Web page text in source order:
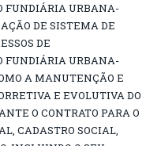
FUNDIÁRIA URBANA-
DE SISTEMA DE
DE
FUNDIÁRIA URBANA-
A MANUTENÇÃO E
E EVOLUTIVA DO
O CONTRATO PARA O
CADASTRO SOCIAL,